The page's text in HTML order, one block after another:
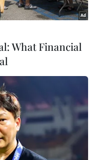
What Financial